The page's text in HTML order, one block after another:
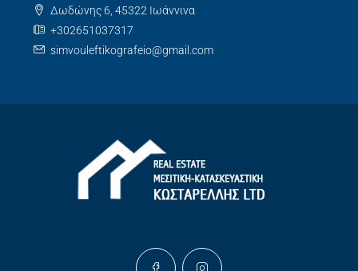
Δωδώνης 6, 45322 Ιωάννινα
+302651037317
simvouleftikografeio@gmail.com